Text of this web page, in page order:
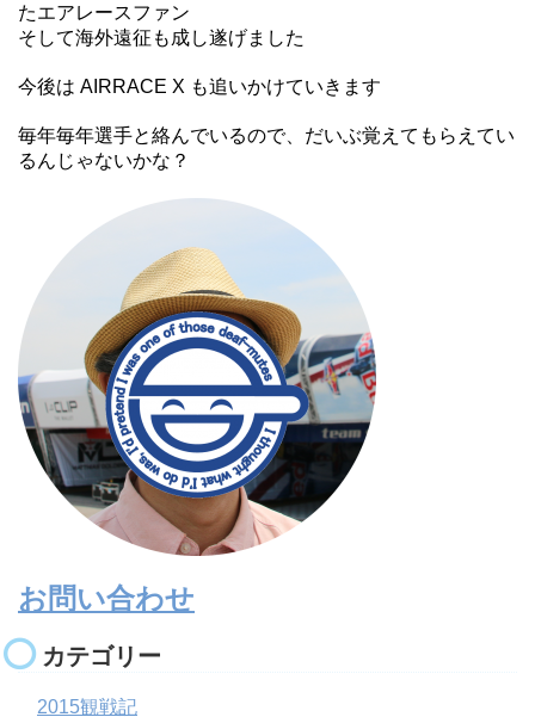
たエアレースファン
そして海外遠征も成し遂げました
今後は AIRRACE X も追いかけていきます
毎年毎年選手と絡んでいるので、だいぶ覚えてもらえてい
るんじゃないかな？
お問い合わせ
カテゴリー
2015観戦記